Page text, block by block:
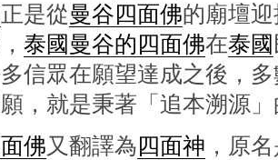
正是從曼谷四面佛的廟壇
泰國曼谷的四面佛在泰國
信眾在願望達成之後，
，就是秉著「追本溯源
佛又翻譯為四面神 ，原